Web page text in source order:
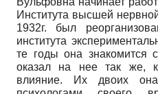
Института высшей
1932г. был
института
те годы она знакомится
оказал на нее так же,
влияние. Их двоих